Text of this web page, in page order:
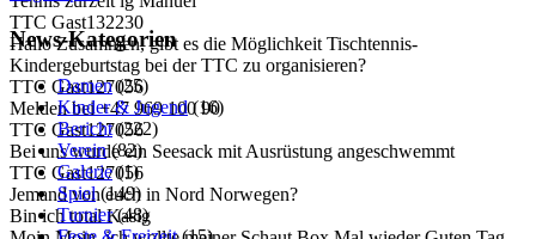
TTC Gast132230
Hallo Zusammen, gibt es die Möglichkeit Tischtennis-
Kindergeburtstag bei der TTC zu organisieren?
TTC Gast127056
Melden bei +47 969 100 90
TTC Gast127056
Bei uns wurde ein Seesack mit Ausrüstung angeschwemmt
TTC Gast127056
Jemand von euch in Nord Norwegen?
Bin ich total Kasig
News-Kategorien
Damen(25)
Kinder & Jugend(16)
Bericht(222)
Verein(82)
Galerie(1)
Spiel(149)
Turnier(48)